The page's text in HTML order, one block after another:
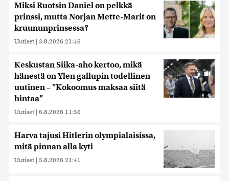
Miksi Ruotsin Daniel on pelkkä
prinssi, mutta Norjan Mette-Marit on
kruununprinsessa?
Uutiset | 3.8.2026 21:46
Keskustan Siika-aho kertoo, mikä
hänestä on Ylen gallupin todellinen
uutinen – ”Kokoomus maksaa siitä
hintaa”
Uutiset | 6.8.2026 11:56
Harva tajusi Hitlerin olympialaisissa,
mitä pinnan alla kyti
Uutiset | 5.8.2026 21:41